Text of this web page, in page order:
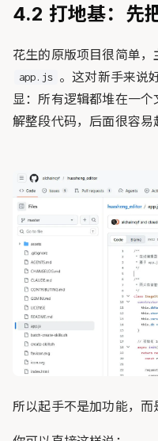
4.2 打地基：先
花生的原版项目很简单，
app.js 。这对新手来说
显：所有逻辑都堆在一
解整段代码，后面很容易
所以起手不是加功能，而